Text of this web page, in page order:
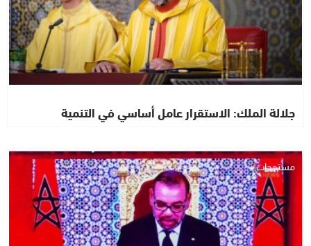
جلالة الملك: الاستقرار عامل أساسي في التنمية
مستجدات